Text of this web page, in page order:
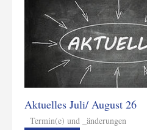
Aktuelles Juli/ August 26
Termin(e) und _änderungen